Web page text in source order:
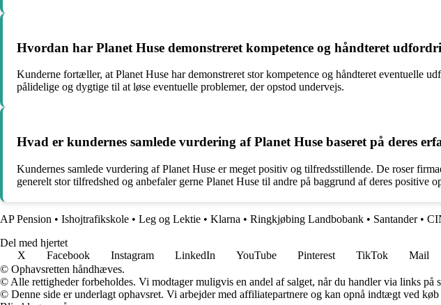
Hvordan har Planet Huse demonstreret kompetence og håndteret
Kunderne fortæller, at Planet Huse har demonstreret stor kompetence og håndteret eventuelle
pålidelige og dygtige til at løse eventuelle problemer, der opstod undervejs.
Hvad er kundernes samlede vurdering af Planet Huse baseret på deres
Kundernes samlede vurdering af Planet Huse er meget positiv og tilfredsstillende. De roser
generelt stor tilfredshed og anbefaler gerne Planet Huse til andre på baggrund af deres positive
AP Pension • Ishojtrafikskole • Leg og Lektie • Klarna • Ringkjøbing Landbobank • Santander•
Del med hjertet
X
Facebook Instagram LinkedIn YouTube Pinterest TikTok Mail
© Ophavsretten håndhæves.
© Alle rettigheder forbeholdes. Vi modtager muligvis en andel af salget, når du handler via links på
© Denne side er underlagt ophavsret. Vi arbejder med affiliatepartnere og kan opnå indtægt ved